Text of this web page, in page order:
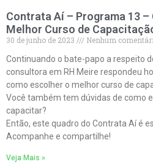
Contrata Aí – Programa 13
Melhor Curso de
30 de junho de 2023
Nenhum
Continuando o bate-papo a respeito
consultora em RH Meire respondeu
como escolher o melhor curso de
Você também tem dúvidas de como
capacitar?
Então, este quadro do Contrata Aí é
Acompanhe e compartilhe!
Veja Mais »